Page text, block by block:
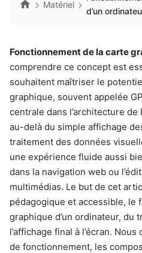
Matériel
d’un
Fonctionnement de la carte
comprendre ce concept est
souhaitent maîtriser le
graphique, souvent appelée
centrale dans l’architecture de
au-delà du simple affichage
traitement des données
une expérience fluide aussi
dans la navigation web ou
multimédias. Le but de cet
pédagogique et accessible, le
graphique d’un ordinateur, du
l’affichage final à l’écran.
de fonctionnement, les